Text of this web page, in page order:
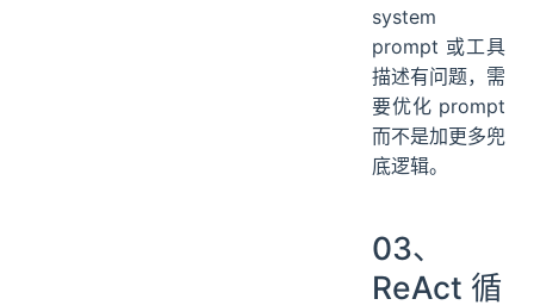
system
prompt 或工具
描述有问题，需
要优化 prompt
而不是加更多兜
底逻辑。
03、
ReAct 循